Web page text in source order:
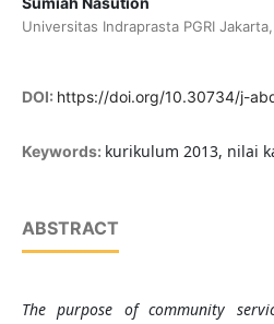
Universitas Indraprasta PGRI
DOI: https://doi.org/10.30734/j-
Keywords: kurikulum 2013, nilai
ABSTRACT
The purpose of community